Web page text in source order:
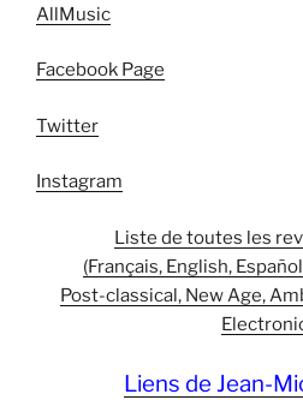
AllMusic
Facebook Page
Twitter
Instagram
Liste de toutes les
(Français, English,
Post-classical, New Age,
Liens de Jean-